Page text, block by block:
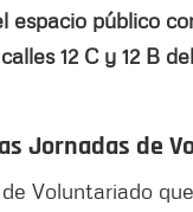
espacio público
12 C y 12 B
Jornadas de
de Voluntariado